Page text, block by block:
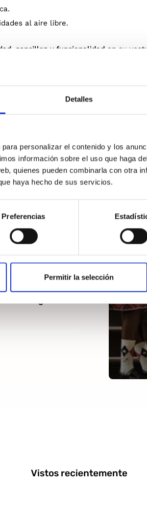
Detalles
personalizar el contenido y los
información sobre el uso que haga
quienes pueden combinarla con otra
haya hecho de sus servicios.
Preferencias
Permitir la selección
al aire libre.
sencillez y funcionalidad en su
Blanco
Vistos recientemente